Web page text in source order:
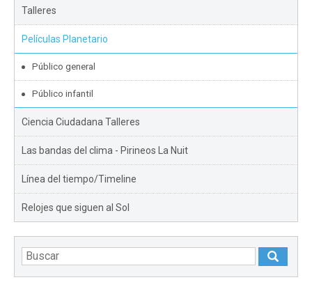
Talleres
Películas Planetario
Público general
Público infantil
Ciencia Ciudadana Talleres
Las bandas del clima - Pirineos La Nuit
Línea del tiempo/Timeline
Relojes que siguen al Sol